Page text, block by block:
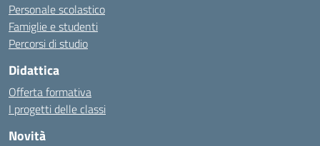
Personale scolastico
Famiglie e studenti
Percorsi di studio
Didattica
Offerta formativa
I progetti delle classi
Novità